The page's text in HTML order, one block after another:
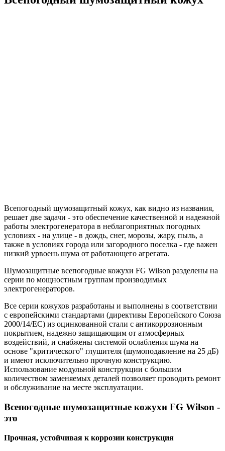
Всепогодный шумозащитный кожух, как видно из названия,
решает две задачи - это обеспечение качественной и надежной
работы электрогенератора в неблагоприятных погодных
условиях - на улице - в дождь, снег, морозы, жару, пыль, а
также в условиях города или загородного поселка - где важен
низкий урвоень шума от работающего агрегата.
Шумозащитные всепогодные кожухи FG Wilson разделены на
серии по мощностным группам производимых
электрогенераторов.
Все серии кожухов разработаны и выполнены в соответствии
с европейскими стандартами (директивы Европейского Союза
2000/14/EC) из оцинкованной стали с антикоррозионным
покрытием, надежно защищающим от атмосферных
воздействий, и снабжены системой ослабления шума на
основе "критического" глушителя (шумоподавление на 25 дБ)
и имеют исключительно прочную конструкцию.
Использование модульной конструкции с большим
количеством заменяемых деталей позволяет проводить ремонт
и обслуживание на месте эксплуатации.
Всепогодные шумозащитные кожухи FG Wilson -
это
Прочная, устойчивая к коррозии конструкция